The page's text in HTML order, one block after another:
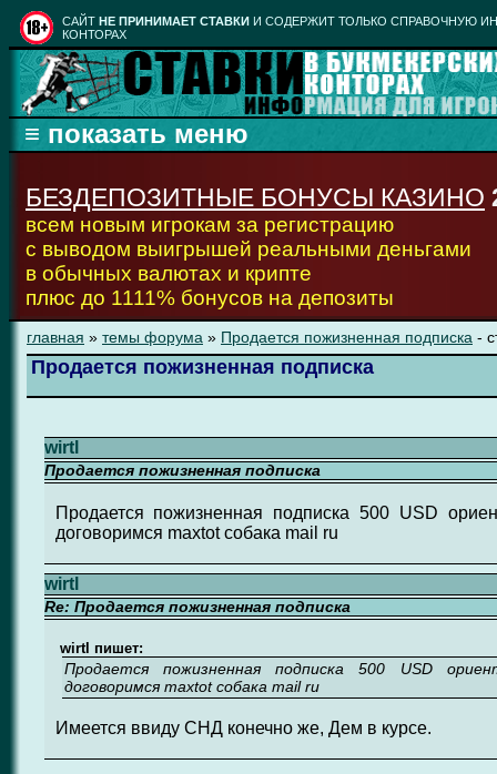
CАЙТ НЕ ПРИНИМАЕТ СТАВКИ И СОДЕРЖИТ ТОЛЬКО СПРАВОЧНУЮ
КОНТОРАХ
БЕЗДЕПОЗИТНЫЕ БОНУСЫ КАЗИНО
всем новым игрокам за регистрацию
с выводом выигрышей реальными деньгами
в обычных валютах и крипте
плюс до 1111% бонусов на депозиты
главная » темы форума » Продается пожизненная подписка -
Продается пожизненная подписка
wirtl
Продается пожизненная подписка
Продается пожизненная подписка 500 USD
договоримся maxtot собака mail ru
wirtl
Re: Продается пожизненная подписка
wirtl пишет:
Продается пожизненная подписка 500 USD
договоримся maxtot собака mail ru
Имеется ввиду СНД конечно же, Дем в курсе.